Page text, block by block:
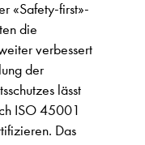
«Safety-first»-
die
verbessert
der
lässt
ISO 45001
Das